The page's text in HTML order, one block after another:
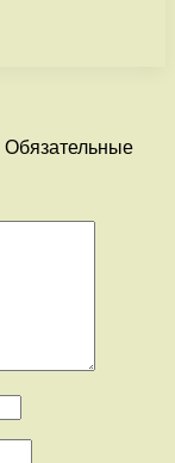
Обязательные